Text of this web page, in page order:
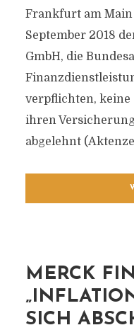
Frankfurt am Main
September 2018
GmbH, die
verpflichten, keine
ihren
abgelehnt
MERCK
SICH